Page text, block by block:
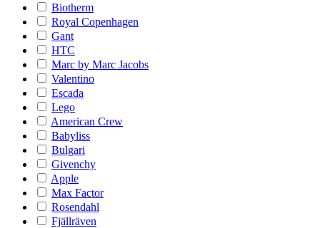
Biotherm
Royal Copenhagen
Gant
HTC
Marc by Marc Jacobs
Valentino
Escada
Lego
American Crew
Babyliss
Bulgari
Givenchy
Apple
Max Factor
Rosendahl
Fjällräven